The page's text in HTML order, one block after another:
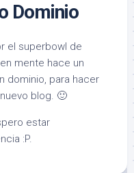
Dominio
el superbowl de
mente hace un
dominio, para hacer
blog. 🙂
estar
:P.